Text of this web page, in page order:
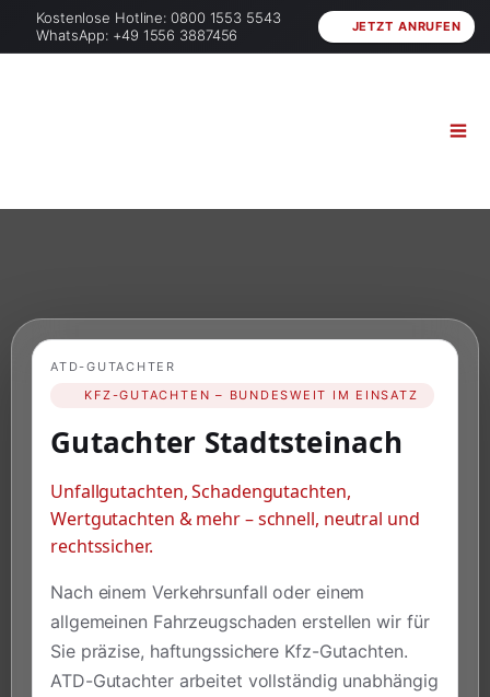
Kostenlose Hotline: 0800 1553 5543
WhatsApp: +49 1556 3887456
JETZT ANRUFEN
ATD-GUTACHTER
KFZ-GUTACHTEN – BUNDESWEIT IM EINSATZ
Gutachter Stadtsteinach
Unfallgutachten, Schadengutachten,
Wertgutachten & mehr – schnell, neutral und
rechtssicher.
Nach einem Verkehrsunfall oder einem
allgemeinen Fahrzeugschaden erstellen wir für
Sie präzise, haftungssichere Kfz-Gutachten.
ATD-Gutachter arbeitet vollständig unabhängig